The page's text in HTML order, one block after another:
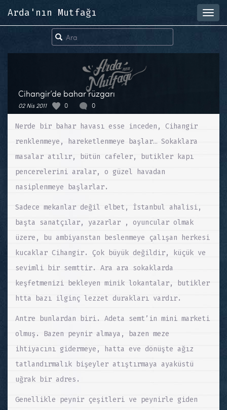
Arda'nın Mutfağı
Cihangir’de bahar rüzgarı
02 Nis 2011 0 0
Nerde bir bahar havası esse inceden, Cihangir
renklenmeye, hareketlenmeye başlar… Sokaklara
masalar atılır, bütün cafeler, butikler kapı
pencerelerini aralar, o güzel havadan
nasiplenmeye başlarlar.
Sadece mekanlar değil elbet, İstanbul ahalisi,
başta sanatçılar, yazarlar , oyuncular olmak
üzere, bu ambiyanstan beslenmeye çalışan herkesi
kucaklar Cihangir. Çok büyük değildir, küçük ve
sevimli bir semttir. Ara ara sokaklarda
keşfetmenizi bekleyen minik lokantalar, butikler
htta bazı ilginç lezzet durakları vardır.
Antre bunlardan biri. Adeta semt’in mini marketi
olmuş. Bazen peynir almaya, bazen meze
ihtiyacını gidermeye, hatta eve dönüşte ağız
tatlandırmalık bişeyler atıştırmaya ayaküstü
uğrak bir adres.
Genellikle peynir çeşitleri ve peynirle giden